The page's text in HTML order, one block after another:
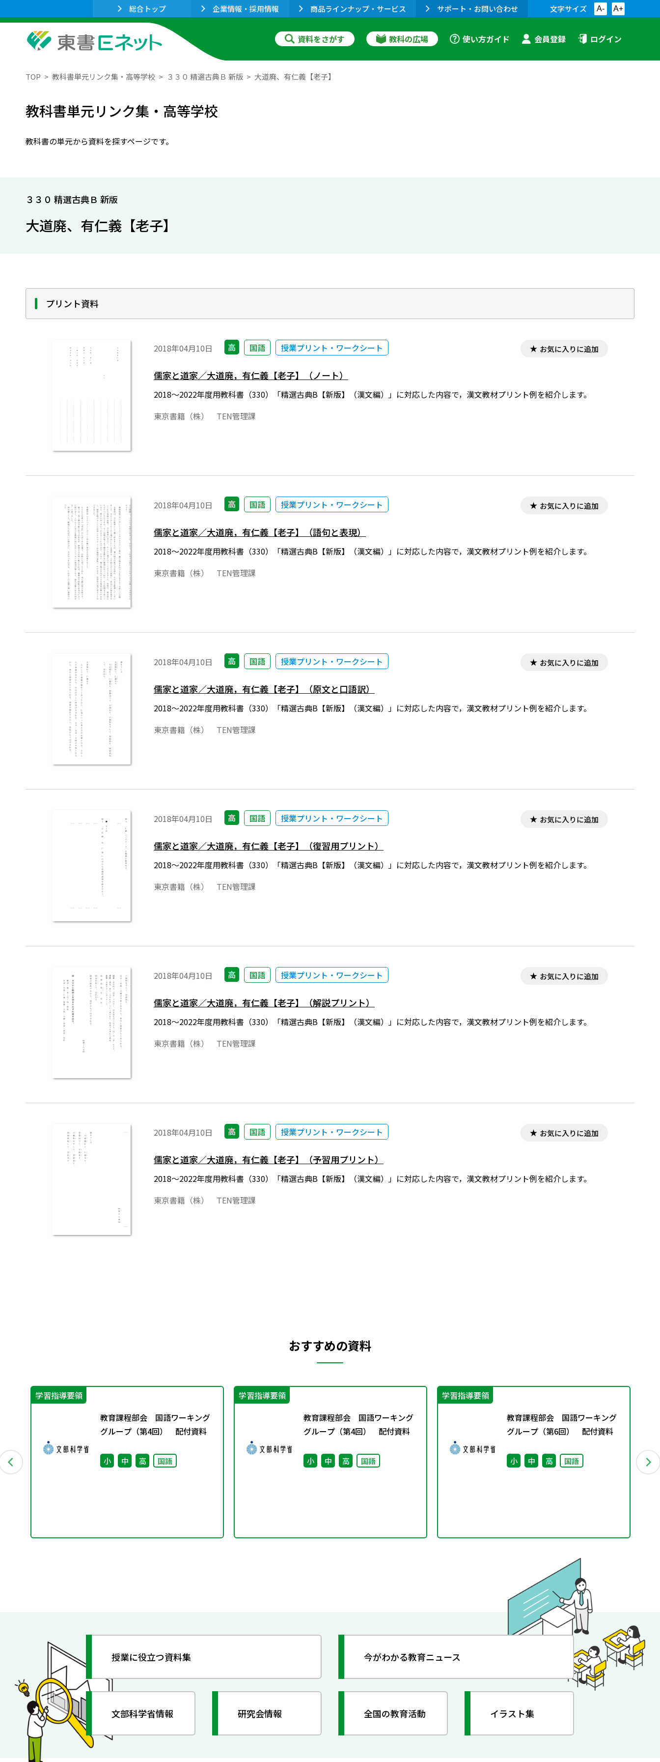
総合トップ 企業情報・採用情報 商品ラインナップ・サービス サポート・お問い合わせ 文字サイズ A- A+
資料をさがす 教科の広場 使い方ガイド 会員登録 ログイン
TOP 教科書単元リンク集・高等学校 ３３０ 精選古典Ｂ 新版 大道廃、有仁義【老子】
教科書単元リンク集・高等学校
教科書の単元から資料を探すページです。
３３０ 精選古典Ｂ 新版
大道廃、有仁義【老子】
プリント資料
2018年04月10日 高 国語 授業プリント・ワークシート お気に入りに追加
儒家と道家／大道廃，有仁義【老子】（ノート）
2018～2022年度用教科書（330）「精選古典B【新版】（漢文編）」に対応した内容で，漢文教材プリント例を紹介します。
東京書籍（株） TEN管理課
2018年04月10日 高 国語 授業プリント・ワークシート お気に入りに追加
儒家と道家／大道廃，有仁義【老子】（語句と表現）
2018～2022年度用教科書（330）「精選古典B【新版】（漢文編）」に対応した内容で，漢文教材プリント例を紹介します。
東京書籍（株） TEN管理課
2018年04月10日 高 国語 授業プリント・ワークシート お気に入りに追加
儒家と道家／大道廃，有仁義【老子】（原文と口語訳）
2018～2022年度用教科書（330）「精選古典B【新版】（漢文編）」に対応した内容で，漢文教材プリント例を紹介します。
東京書籍（株） TEN管理課
2018年04月10日 高 国語 授業プリント・ワークシート お気に入りに追加
儒家と道家／大道廃，有仁義【老子】（復習用プリント）
2018～2022年度用教科書（330）「精選古典B【新版】（漢文編）」に対応した内容で，漢文教材プリント例を紹介します。
東京書籍（株） TEN管理課
2018年04月10日 高 国語 授業プリント・ワークシート お気に入りに追加
儒家と道家／大道廃，有仁義【老子】（解説プリント）
2018～2022年度用教科書（330）「精選古典B【新版】（漢文編）」に対応した内容で，漢文教材プリント例を紹介します。
東京書籍（株） TEN管理課
2018年04月10日 高 国語 授業プリント・ワークシート お気に入りに追加
儒家と道家／大道廃，有仁義【老子】（予習用プリント）
2018～2022年度用教科書（330）「精選古典B【新版】（漢文編）」に対応した内容で，漢文教材プリント例を紹介します。
東京書籍（株） TEN管理課
おすすめの資料
学習指導要領
教育課程部会 国語ワーキング
グループ（第4回） 配付資料
小 中 高 国語
学習指導要領
教育課程部会 国語ワーキング
グループ（第4回） 配付資料
小 中 高 国語
学習指導要領
教育課程部会 国語ワーキング
グループ（第6回） 配付資料
小 中 高 国語
授業に役立つ資料集 今がわかる教育ニュース
文部科学省情報 研究会情報 全国の教育活動 イラスト集